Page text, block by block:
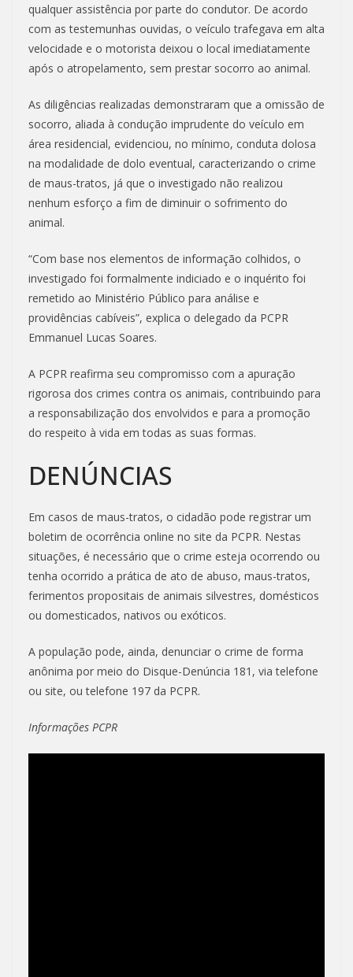
qualquer assistência por parte do condutor. De acordo
com as testemunhas ouvidas, o veículo trafegava em alta
velocidade e o motorista deixou o local imediatamente
após o atropelamento, sem prestar socorro ao animal.
As diligências realizadas demonstraram que a omissão de
socorro, aliada à condução imprudente do veículo em
área residencial, evidenciou, no mínimo, conduta dolosa
na modalidade de dolo eventual, caracterizando o crime
de maus-tratos, já que o investigado não realizou
nenhum esforço a fim de diminuir o sofrimento do
animal.
“Com base nos elementos de informação colhidos, o
investigado foi formalmente indiciado e o inquérito foi
remetido ao Ministério Público para análise e
providências cabíveis”, explica o delegado da PCPR
Emmanuel Lucas Soares.
A PCPR reafirma seu compromisso com a apuração
rigorosa dos crimes contra os animais, contribuindo para
a responsabilização dos envolvidos e para a promoção
do respeito à vida em todas as suas formas.
DENÚNCIAS
Em casos de maus-tratos, o cidadão pode registrar um
boletim de ocorrência online no site da PCPR. Nestas
situações, é necessário que o crime esteja ocorrendo ou
tenha ocorrido a prática de ato de abuso, maus-tratos,
ferimentos propositais de animais silvestres, domésticos
ou domesticados, nativos ou exóticos.
A população pode, ainda, denunciar o crime de forma
anônima por meio do Disque-Denúncia 181, via telefone
ou site, ou telefone 197 da PCPR.
Informações PCPR